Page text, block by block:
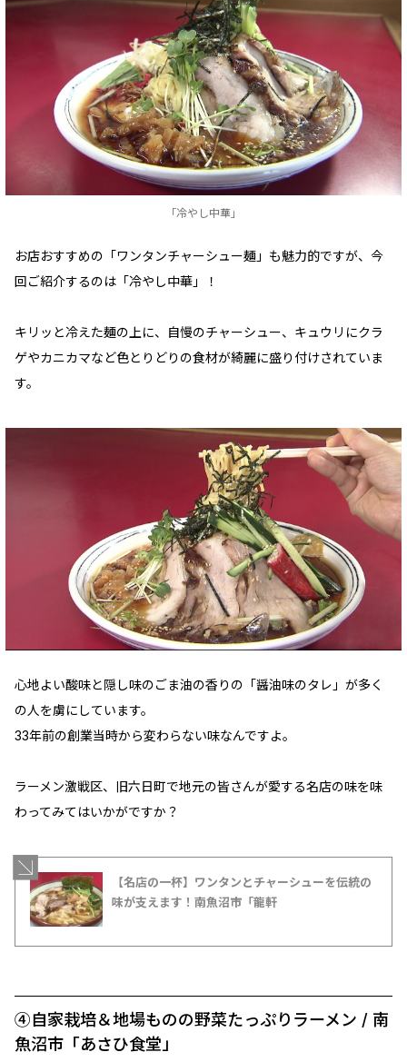
「冷やし中華」
お店おすすめの「ワンタンチャーシュー麺」も魅力的ですが、今
回ご紹介するのは「冷やし中華」！
キリッと冷えた麺の上に、自慢のチャーシュー、キュウリにクラ
ゲやカニカマなど色とりどりの食材が綺麗に盛り付けされていま
す。
心地よい酸味と隠し味のごま油の香りの「醤油味のタレ」が多く
の人を虜にしています。
33年前の創業当時から変わらない味なんですよ。
ラーメン激戦区、旧六日町で地元の皆さんが愛する名店の味を味
わってみてはいかがですか？
【名店の一杯】ワンタンとチャーシューを伝統の
味が支えます！南魚沼市「龍軒
④自家栽培＆地場ものの野菜たっぷりラーメン / 南
魚沼市「あさひ食堂」